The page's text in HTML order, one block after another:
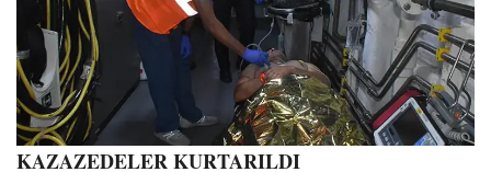
KAZAZEDELER KURTARILDI